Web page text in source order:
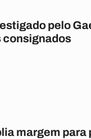
pelo
margem